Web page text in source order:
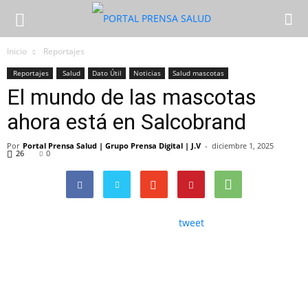
Inicio Reportajes
Reportajes Salud Dato Útil Noticias Salud mascotas
El mundo de las mascotas
ahora está en Salcobrand
Por Portal Prensa Salud | Grupo Prensa Digital | J.V - diciembre 1, 2025
26 0
tweet